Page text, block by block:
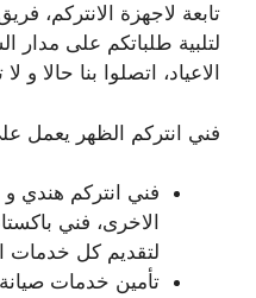
تابعة لاجهزة الانتركم،
لتلبية طلباتكم على مدار
الاعياد، اتصلوا بنا حالا و
فني انتركم الظهر يعمل
فني انتركم هندي
الاخرى، فني
لتقديم كل خدمات
تأمين خدمات